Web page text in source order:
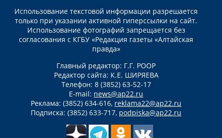
Использование текстовой информации разрешается
только при указании активной гиперссылки на сайт.
Использование фотографий запрещается без
согласования с КГБУ «Редакция газеты «Алтайская
правда»
Главный редактор: Г.Г. РООР
Редактор сайта: К.Е. ШИРЯЕВА
Телефон: 8 (3852) 63-52-17
E-mail: news@ap22.ru
Реклама: (3852) 634-616, reklama22@ap22.ru
Подписка: (3852) 633-717, podpiska@ap22.ru